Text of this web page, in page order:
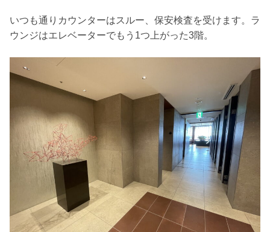
いつも通りカウンターはスルー、保安検査を受けます。ラ
ウンジはエレベーターでもう1つ上がった3階。